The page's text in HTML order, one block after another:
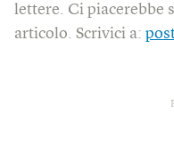
lettere. Ci piacerebbe
articolo. Scrivici a: